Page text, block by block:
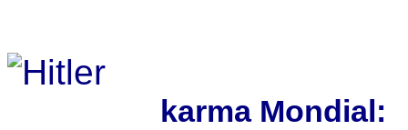
karma Mondial: